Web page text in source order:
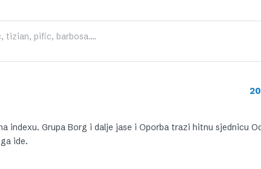
tizian, pific, barbosa....
indexu. Grupa Borg i dalje jase i Oporba trazi hitnu sjednicu
ide.